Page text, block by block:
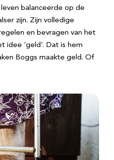
balanceerde op de
zijn. Zijn volledige
en bevragen van het
idee ‘geld’. Dat is hem
Boggs maakte geld. Of